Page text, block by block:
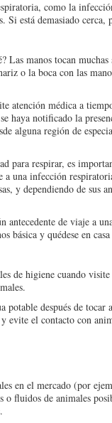
como la
Si está demasiado
manos tocan muchas
o la boca con las
atención médica a
haya notificado la
alguna región de
para respirar, es
a una infección
y dependiendo de sus
antecedente de viaje a
básica y quédese en
de higiene cuando
potable después de
evite el contacto con
en el mercado (por
fluidos de animales